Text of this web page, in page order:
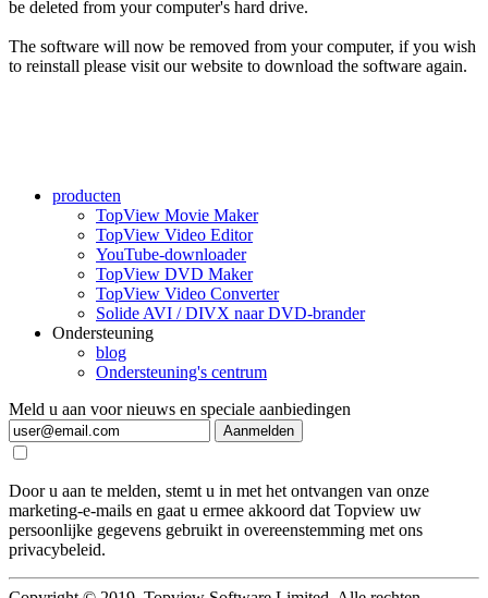
be deleted from your computer's hard drive.
The software will now be removed from your computer, if you wish
to reinstall please visit our website to download the software again.
producten
TopView Movie Maker
TopView Video Editor
YouTube-downloader
TopView DVD Maker
TopView Video Converter
Solide AVI / DIVX naar DVD-brander
Ondersteuning
blog
Ondersteuning's centrum
Meld u aan voor nieuws en speciale aanbiedingen
Aanmelden
Door u aan te melden, stemt u in met het ontvangen van onze
marketing-e-mails en gaat u ermee akkoord dat Topview uw
persoonlijke gegevens gebruikt in overeenstemming met ons
privacybeleid.